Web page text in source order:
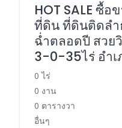
HOT SALE ซื้อ
ที่ดิน ที่ดินติดลำ
ฉ่ำตลอดปี สวย
3-0-35ไร่ อำ
0 ไร่
0 งาน
0 ตารางวา
อื่นๆ